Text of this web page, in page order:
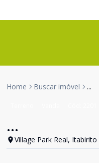
Home Buscar imóvel ...
...
Village Park Real, Itabirito